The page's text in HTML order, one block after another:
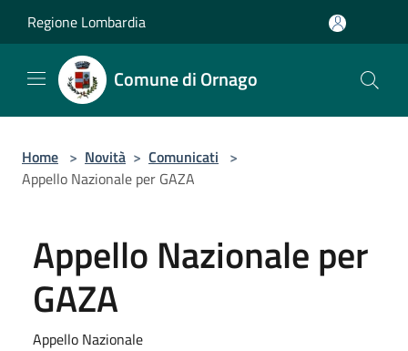
Regione Lombardia
Comune di Ornago
Home > Novità > Comunicati >
Appello Nazionale per GAZA
Appello Nazionale per
GAZA
Appello Nazionale